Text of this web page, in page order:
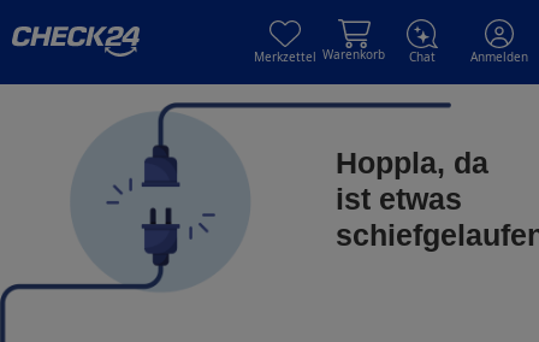
Merkzettel Warenkorb Chat Anmelden
Hoppla, da
ist etwas